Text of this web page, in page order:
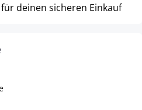
deinen sicheren Einkauf